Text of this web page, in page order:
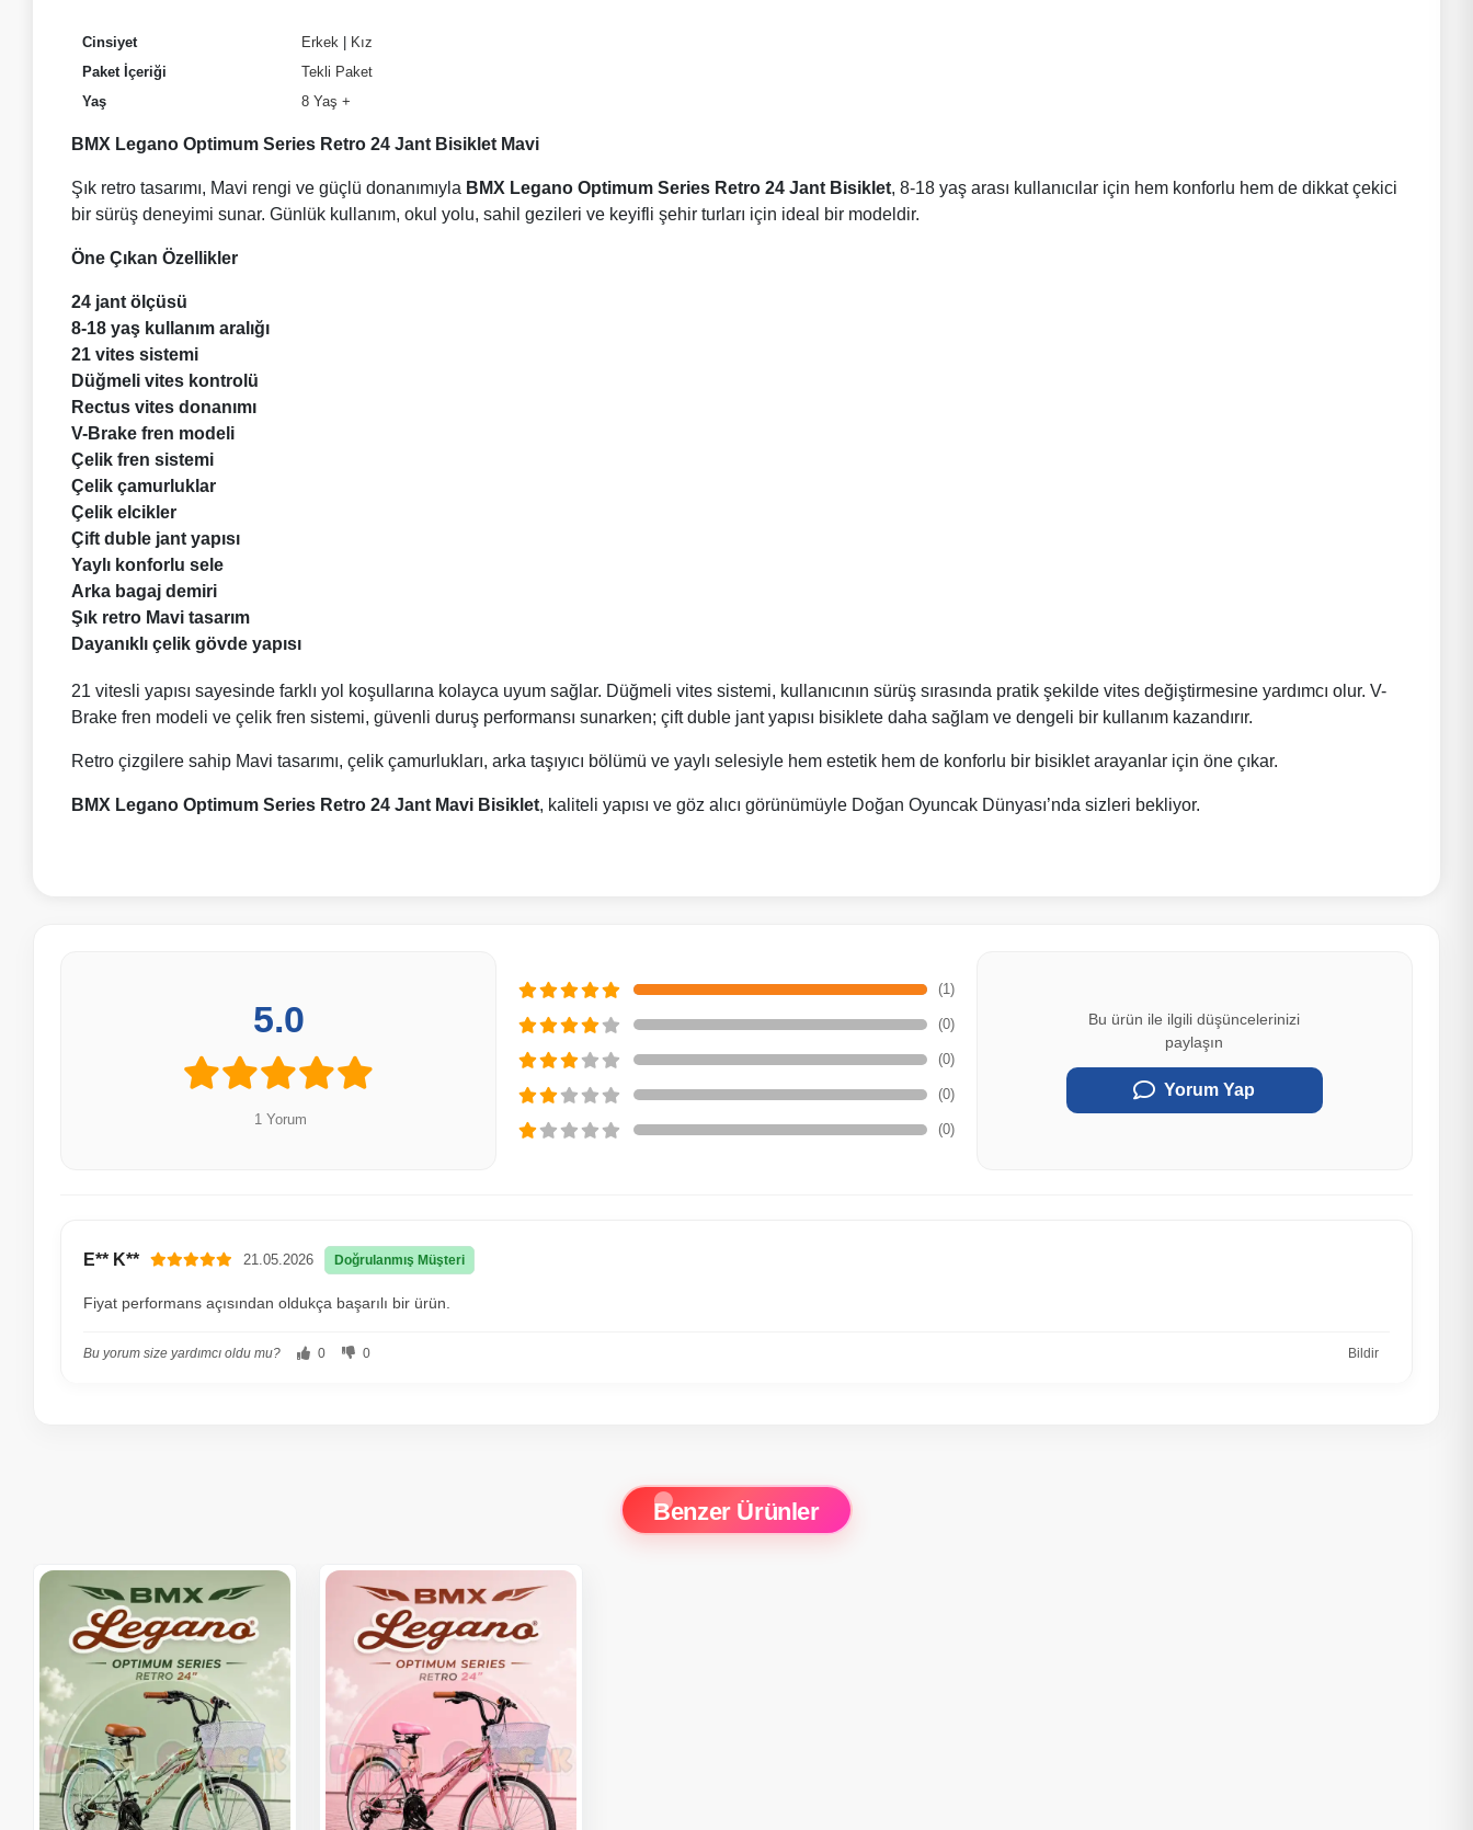
Cinsiyet Erkek | Kız
Paket İçeriği
Tekli Paket
Yaş
8 Yaş +
BMX Legano Optimum Series Retro 24 Jant Bisiklet Mavi
Şık retro tasarımı, Mavi rengi ve güçlü donanımıyla BMX Legano Optimum Series Retro 24 Jant Bisiklet, 8-18 yaş arası kullanıcılar için hem konforlu hem de dikkat çekici
bir sürüş deneyimi sunar. Günlük kullanım, okul yolu, sahil gezileri ve keyifli şehir turları için ideal bir modeldir.
Öne Çıkan Özellikler
24 jant ölçüsü
8-18 yaş kullanım aralığı
21 vites sistemi
Düğmeli vites kontrolü
Rectus vites donanımı
V-Brake fren modeli
Çelik fren sistemi
Çelik çamurluklar
Çelik elcikler
Çift duble jant yapısı
Yaylı konforlu sele
Arka bagaj demiri
Şık retro Mavi tasarım
Dayanıklı çelik gövde yapısı
21 vitesli yapısı sayesinde farklı yol koşullarına kolayca uyum sağlar. Düğmeli vites sistemi, kullanıcının sürüş sırasında pratik şekilde vites değiştirmesine yardımcı olur. V-
Brake fren modeli ve çelik fren sistemi, güvenli duruş performansı sunarken; çift duble jant yapısı bisiklete daha sağlam ve dengeli bir kullanım kazandırır.
Retro çizgilere sahip Mavi tasarımı, çelik çamurlukları, arka taşıyıcı bölümü ve yaylı selesiyle hem estetik hem de konforlu bir bisiklet arayanlar için öne çıkar.
BMX Legano Optimum Series Retro 24 Jant Mavi Bisiklet, kaliteli yapısı ve göz alıcı görünümüyle Doğan Oyuncak Dünyası’nda sizleri bekliyor.
5.0
1 Yorum
(1)
(0)
(0)
(0)
(0)
Bu ürün ile ilgili düşüncelerinizi
paylaşın
Yorum Yap
E** K** 21.05.2026 Doğrulanmış Müşteri
Fiyat performans açısından oldukça başarılı bir ürün.
Bu yorum size yardımcı oldu mu? 0 0 Bildir
Benzer Ürünler